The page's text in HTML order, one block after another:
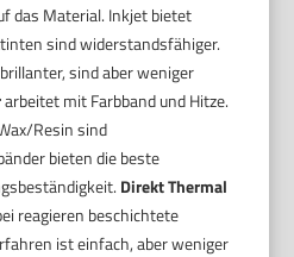
das Material. Inkjet bietet
sind widerstandsfähiger.
sind aber weniger
arbeitet mit Farbband und Hitze.
Resin sind
bieten die beste
Direkt Thermal
reagieren beschichtete
ist einfach, aber weniger